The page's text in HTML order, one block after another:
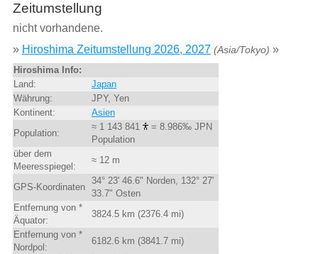
Zeitumstellung
nicht vorhandene.
» Hiroshima Zeitumstellung 2026, 2027 (Asia/Tokyo) »
Hiroshima Info:
Land:
Japan
Währung:
JPY, Yen
Kontinent:
Asien
Population:
≈ 1 143 841
= 8.986‰ JPN
Population
über dem
Meeresspiegel:
≈ 12 m
GPS-Koordinaten
34° 23' 46.6" Norden, 132° 27'
33.7" Osten
Entfernung von *
Äquator:
3824.5 km (2376.4 mi)
Entfernung von *
Nordpol:
6182.6 km (3841.7 mi)